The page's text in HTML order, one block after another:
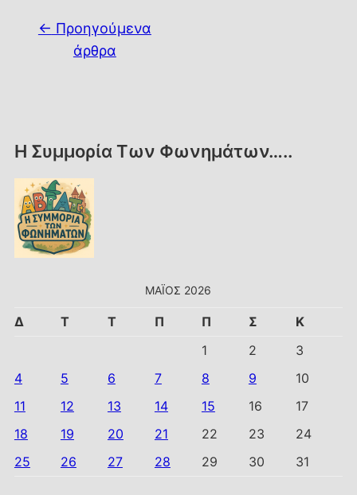
Πλοήγηση άρθρων
← Προηγούμενα
άρθρα
H Συμμορία Των Φωνημάτων…..
ΜΆΙΟΣ 2026
Δ Τ Τ Π Π Σ
Κ
1
2
3
4
5 6 7 8 9
10
11
12 13 14 15 16
17
18
19 20 21 22 23
24
25
26 27 28 29 30 31